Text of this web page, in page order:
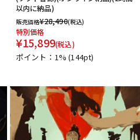
以内に納品)
販売価格¥28,490(税込)
特別価格
¥15,899(税込)
ポイント：1%(144pt)